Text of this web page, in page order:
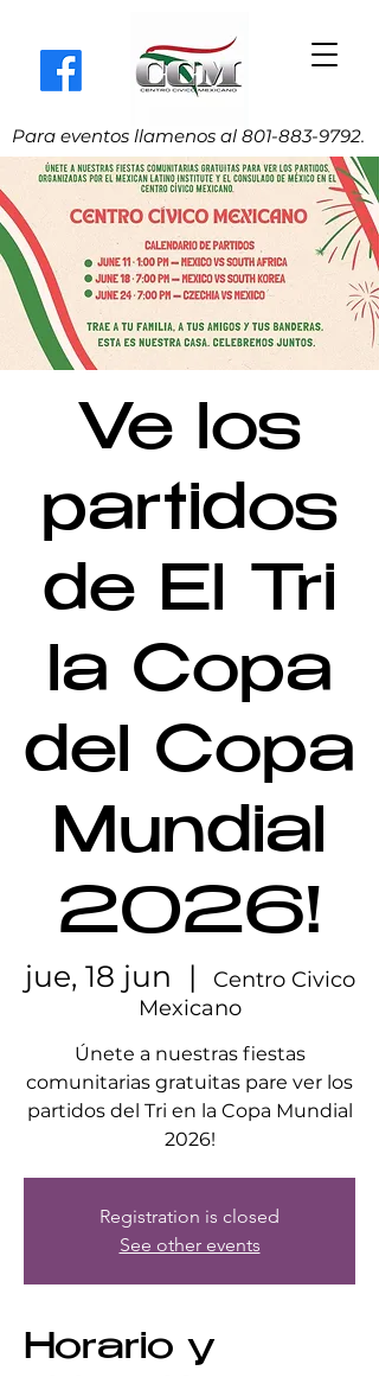
Para eventos llamenos al 801-883-9792.
Ve los
partidos
de El Tri
la Copa
del Copa
Mundial
2026!
jue, 18 jun
  |
Centro Civico
Mexicano
Únete a nuestras fiestas
comunitarias gratuitas pare ver los
partidos del Tri en la Copa Mundial
2026!
Registration is closed
See other events
Horario y